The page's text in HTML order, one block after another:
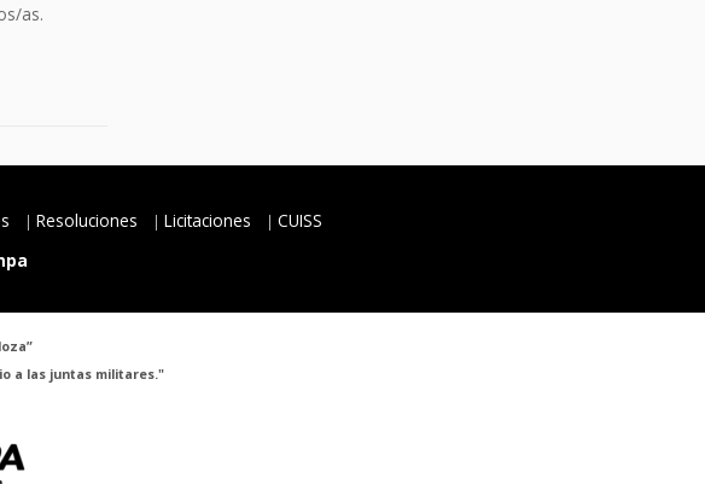
as.
Resoluciones Licitaciones
CUISS
a las juntas militares."